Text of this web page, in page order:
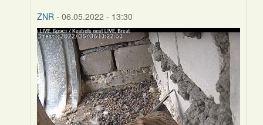
ZNR - 06.05.2022 - 13:30
In
reply
to
by
Harrier